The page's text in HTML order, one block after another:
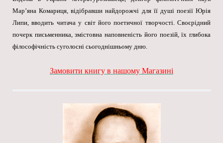
Мар’яна Комариця, відібравши найдорожчі для її душі поезії Юрія
Липи, вводить читача у світ його поетичної творчості. Своєрідний
почерк письменника, змістовна наповненість його поезій, їх глибока
філософічність суголосні сьогоднішньому дню.
Замовити книгу в нашому Магазині